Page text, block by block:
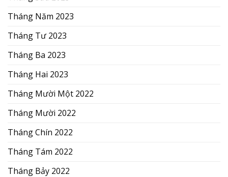
Tháng Năm 2023
Tháng Tư 2023
Tháng Ba 2023
Tháng Hai 2023
Tháng Mười Một 2022
Tháng Mười 2022
Tháng Chín 2022
Tháng Tám 2022
Tháng Bảy 2022